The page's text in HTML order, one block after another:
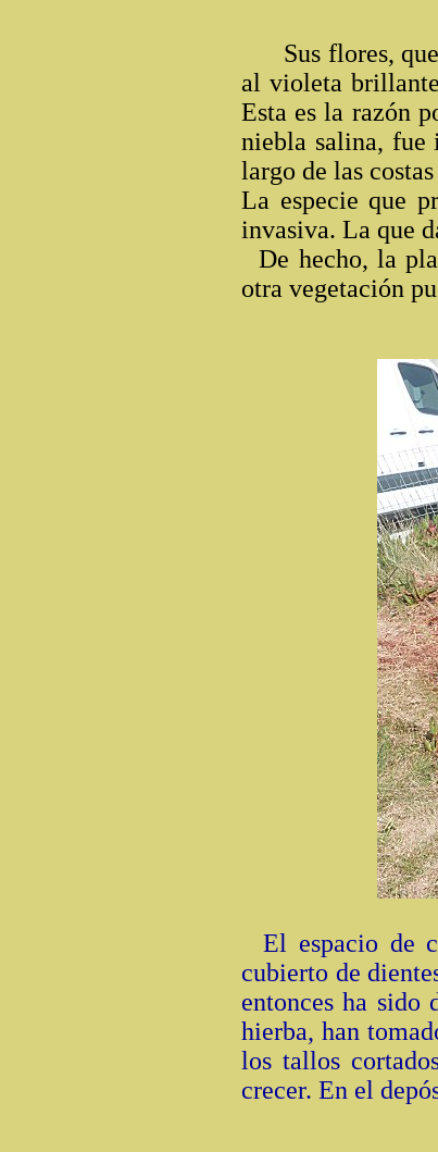
Sus flores,
al violeta
Esta es la razón
niebla salina, fue
largo de las
La especie que
invasiva. La que
De hecho, la
otra vegetación
El espacio de
cubierto de
entonces ha sido
hierba, han
los tallos
crecer. En el